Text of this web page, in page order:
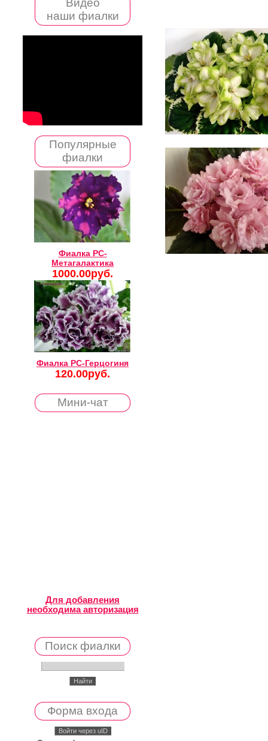
наши фиалки
Популярные
фиалки
Фиалка РС-
Метагалактика
1000.00руб.
Фиалка РС-Герцогиня
120.00руб.
Мини-чат
Для добавления
необходима авторизация
Поиск фиалки
Форма входа
Войти через uID